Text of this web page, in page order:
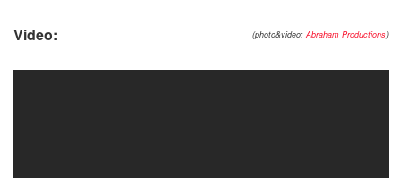
(photo&video: Abraham Productions)
Video: